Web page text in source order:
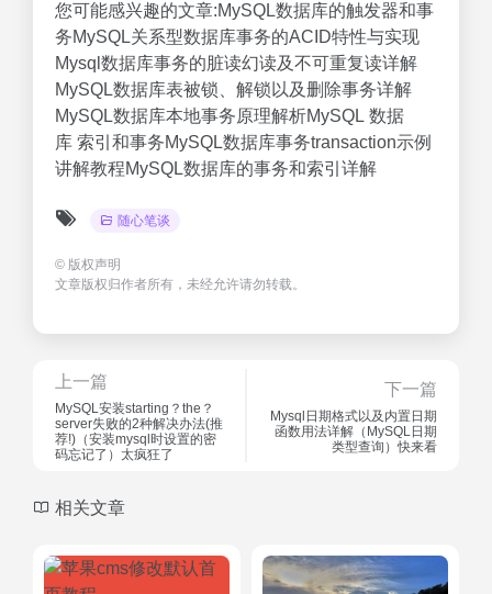
您可能感兴趣的文章:MySQL数据库的触发器和事
务MySQL关系型数据库事务的ACID特性与实现
Mysql数据库事务的脏读幻读及不可重复读详解
MySQL数据库表被锁、解锁以及删除事务详解
MySQL数据库本地事务原理解析MySQL 数据
库 索引和事务MySQL数据库事务transaction示例
讲解教程MySQL数据库的事务和索引详解
随心笔谈
© 版权声明
文章版权归作者所有，未经允许请勿转载。
上一篇
MySQL安装starting？the？
server失败的2种解决办法(推
荐!)（安装mysql时设置的密
码忘记了）太疯狂了
下一篇
Mysql日期格式以及内置日期
函数用法详解（MySQL日期
类型查询）快来看
相关文章